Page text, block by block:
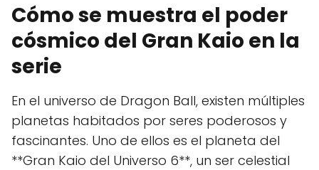
Cómo se muestra el poder
cósmico del Gran Kaio en la
serie
En el universo de Dragon Ball, existen múltiples
planetas habitados por seres poderosos y
fascinantes. Uno de ellos es el planeta del
**Gran Kaio del Universo 6**, un ser celestial